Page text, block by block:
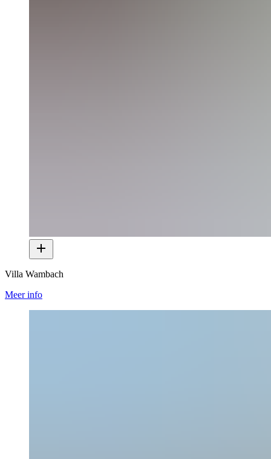
Villa Wambach
Meer info